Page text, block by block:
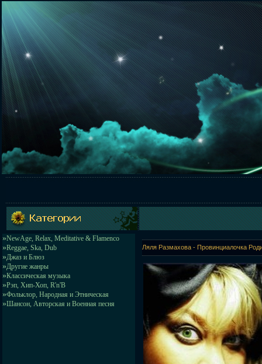
»NewAge, Relax, Meditative & Flamenco
»Reggae, Ska, Dub
»Джаз и Блюз
»Другие жанры
»Классическая музыка
»Рэп, Хип-Хоп, R'n'B
»Фольклор, Народная и Этническая
»Шансон, Авторская и Военная песня
Ляля Размахова - Провинциалочка